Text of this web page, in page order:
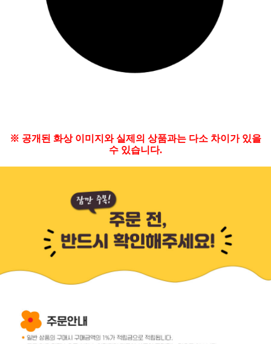
※ 공개된 화상 이미지와 실제의 상품과는 다소 차이가 있을
수 있습니다.